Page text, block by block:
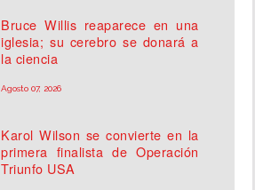
Bruce Willis reaparece en una
iglesia; su cerebro se donará a
la ciencia
Agosto 07, 2026
Karol Wilson se convierte en la
primera finalista de Operación
Triunfo USA